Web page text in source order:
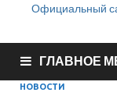
Официальный
ГЛАВНОЕ
НОВОСТИ